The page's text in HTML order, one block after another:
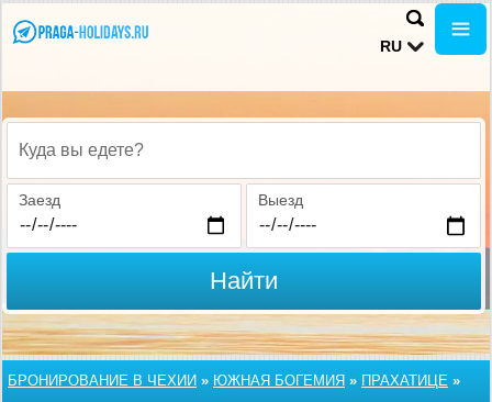
RU
Куда вы едете?
Заезд Выезд
Найти
БРОНИРОВАНИЕ В ЧЕХИИ » ЮЖНАЯ БОГЕМИЯ » ПРАХАТИЦЕ »